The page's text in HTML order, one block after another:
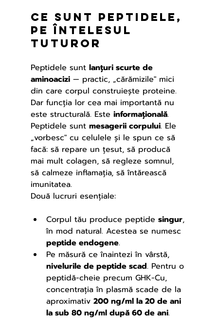
Ce sunt peptidele,
pe înTelesul
tuturor
Peptidele sunt lanțuri scurte de
aminoacizi — practic, „cărămizile" mici
din care corpul construiește proteine.
Dar funcția lor cea mai importantă nu
este structurală. Este informațională.
Peptidele sunt mesagerii corpului. Ele
„vorbesc" cu celulele și le spun ce să
facă: să repare un țesut, să producă
mai mult colagen, să regleze somnul,
să calmeze inflamația, să întărească
imunitatea.
Două lucruri esențiale:
Corpul tău produce peptide singur,
în mod natural. Acestea se numesc
peptide endogene.
Pe măsură ce înaintezi în vârstă,
nivelurile de peptide scad. Pentru o
peptidă-cheie precum GHK-Cu,
concentrația în plasmă scade de la
aproximativ 200 ng/ml la 20 de ani
la sub 80 ng/ml după 60 de ani.